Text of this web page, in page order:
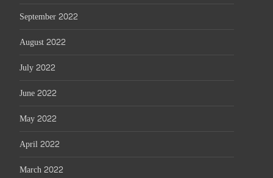
September 2022
August 2022
July 2022
June 2022
May 2022
April 2022
March 2022